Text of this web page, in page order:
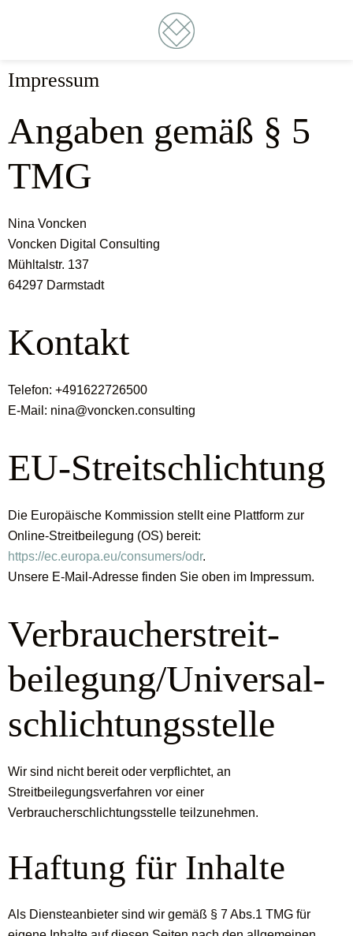
content
navigation
Impressum
Angaben gemäß § 5
TMG
Nina Voncken
Voncken Digital Consulting
Mühltalstr. 137
64297 Darmstadt
Kontakt
Telefon: +491622726500
E-Mail: nina@voncken.consulting
EU-Streitschlichtung
Die Europäische Kommission stellt eine Plattform zur
Online-Streitbeilegung (OS) bereit:
https://ec.europa.eu/consumers/odr.
Unsere E-Mail-Adresse finden Sie oben im Impressum.
Verbraucher­streit­
beilegung/Universal­
schlichtungs­stelle
Wir sind nicht bereit oder verpflichtet, an
Streitbeilegungsverfahren vor einer
Verbraucherschlichtungsstelle teilzunehmen.
Haftung für Inhalte
Als Diensteanbieter sind wir gemäß § 7 Abs.1 TMG für